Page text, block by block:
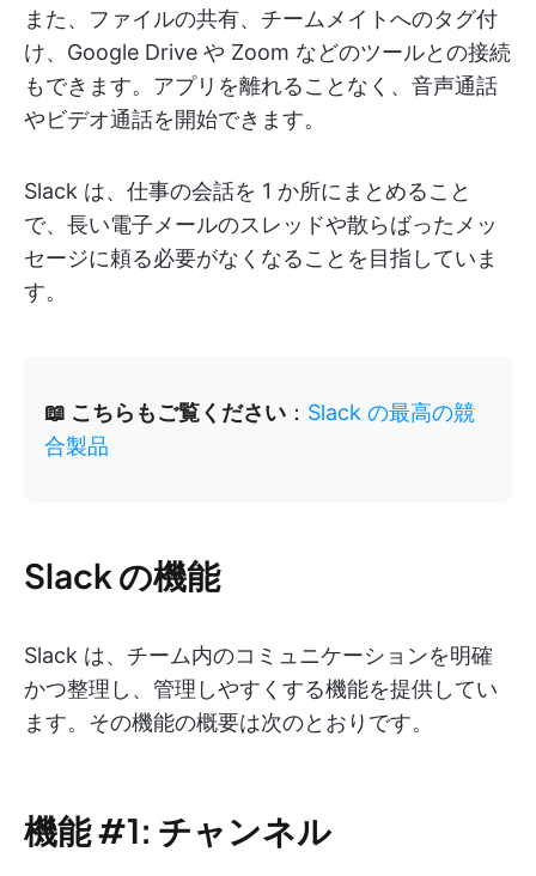
また、ファイルの共有、チームメイトへのタグ付
け、Google Drive や Zoom などのツールとの接続
もできます。アプリを離れることなく、音声通話
やビデオ通話を開始できます。
Slack は、仕事の会話を 1 か所にまとめること
で、長い電子メールのスレッドや散らばったメッ
セージに頼る必要がなくなることを目指していま
す。
📖 こちらもご覧ください ： Slack の最高の競
合製品
Slack の機能
Slack は、チーム内のコミュニケーションを明確
かつ整理し、管理しやすくする機能を提供してい
ます。その機能の概要は次のとおりです。
機能 #1: チャンネル